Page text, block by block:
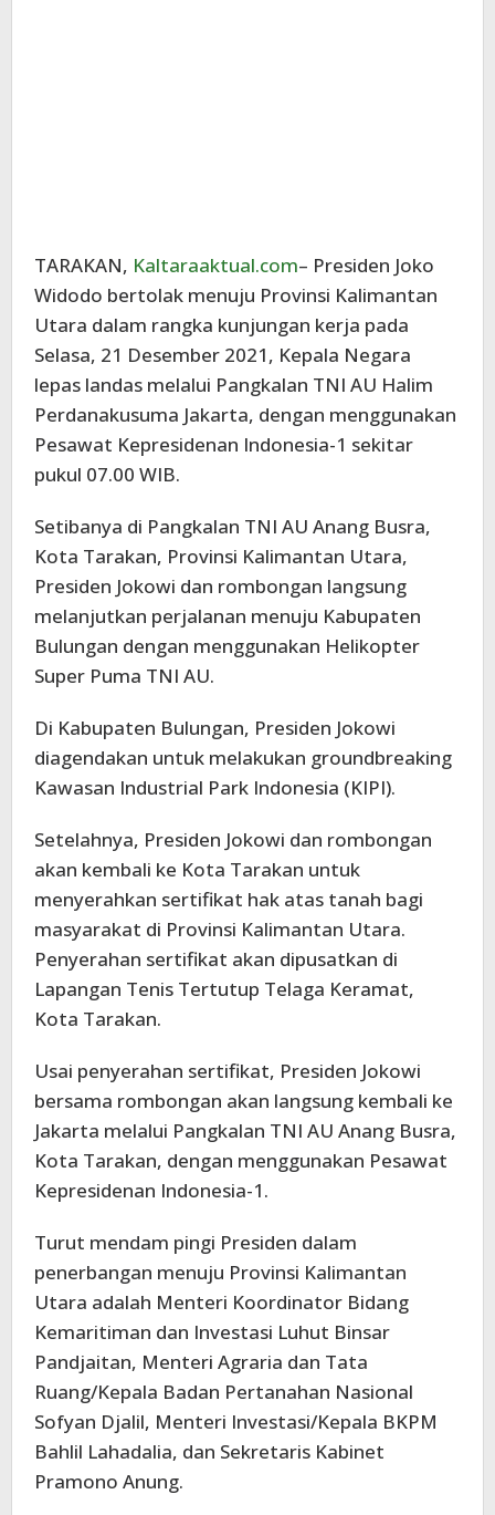
TARAKAN, Kaltaraaktual.com– Presiden Joko
Widodo bertolak menuju Provinsi Kalimantan
Utara dalam rangka kunjungan kerja pada
Selasa, 21 Desember 2021, Kepala Negara
lepas landas melalui Pangkalan TNI AU Halim
Perdanakusuma Jakarta, dengan menggunakan
Pesawat Kepresidenan Indonesia-1 sekitar
pukul 07.00 WIB.
Setibanya di Pangkalan TNI AU Anang Busra,
Kota Tarakan, Provinsi Kalimantan Utara,
Presiden Jokowi dan rombongan langsung
melanjutkan perjalanan menuju Kabupaten
Bulungan dengan menggunakan Helikopter
Super Puma TNI AU.
Di Kabupaten Bulungan, Presiden Jokowi
diagendakan untuk melakukan groundbreaking
Kawasan Industrial Park Indonesia (KIPI).
Setelahnya, Presiden Jokowi dan rombongan
akan kembali ke Kota Tarakan untuk
menyerahkan sertifikat hak atas tanah bagi
masyarakat di Provinsi Kalimantan Utara.
Penyerahan sertifikat akan dipusatkan di
Lapangan Tenis Tertutup Telaga Keramat,
Kota Tarakan.
Usai penyerahan sertifikat, Presiden Jokowi
bersama rombongan akan langsung kembali ke
Jakarta melalui Pangkalan TNI AU Anang Busra,
Kota Tarakan, dengan menggunakan Pesawat
Kepresidenan Indonesia-1.
Turut mendam pingi Presiden dalam
penerbangan menuju Provinsi Kalimantan
Utara adalah Menteri Koordinator Bidang
Kemaritiman dan Investasi Luhut Binsar
Pandjaitan, Menteri Agraria dan Tata
Ruang/Kepala Badan Pertanahan Nasional
Sofyan Djalil, Menteri Investasi/Kepala BKPM
Bahlil Lahadalia, dan Sekretaris Kabinet
Pramono Anung.